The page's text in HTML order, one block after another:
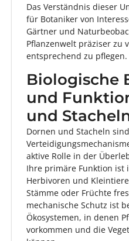
Das Verständnis dieser
für Botaniker von
Gärtner und
Pflanzenwelt präziser zu
entsprechend zu pflegen.
Biologische
und
und
Dornen und Stacheln
aktive Rolle in der
Ihre primäre Funktion ist
Herbivoren und
Stämme oder Früchte
mechanische Schutz ist
Ökosystemen, in denen
vorkommen und die